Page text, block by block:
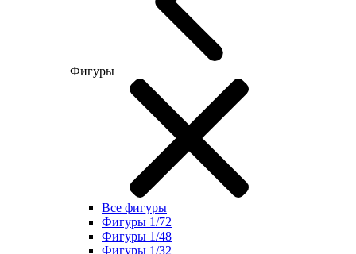
Фигуры
Все фигуры
Фигуры 1/72
Фигуры 1/48
Фигуры 1/32